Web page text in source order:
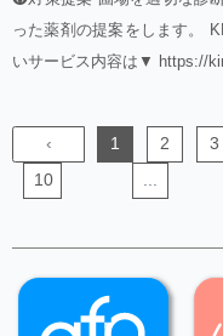
った薬剤の提案をします。
いサービス内容は▼ https://
‹ 1 2 3
10